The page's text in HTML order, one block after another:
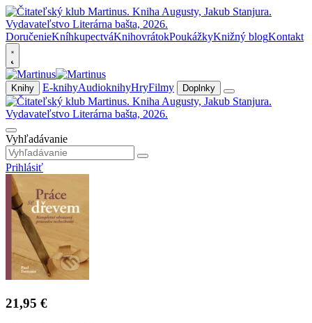
DoručenieKníhkupectváKnihovrátokPoukážkyKnižný blogKontakt
Knihy E-knihyAudioknihyHryFilmy Doplnky
Vyhľadávanie
Prihlásiť
21,95 €